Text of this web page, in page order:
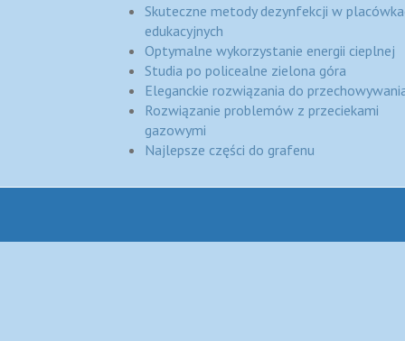
Skuteczne metody dezynfekcji w
edukacyjnych
Optymalne wykorzystanie energii cieplnej
Studia po policealne zielona góra
Eleganckie rozwiązania do
Rozwiązanie problemów z przeciekami
gazowymi
Najlepsze części do grafenu